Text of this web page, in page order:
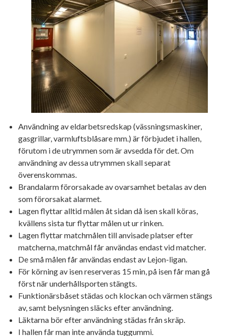
Användning av eldarbetsredskap (vässningsmaskiner,
gasgrillar, varmluftsblåsare mm.) är förbjudet i hallen,
förutom i de utrymmen som är avsedda för det. Om
användning av dessa utrymmen skall separat
överenskommas.
Brandalarm förorsakade av ovarsamhet betalas av den
som förorsakat alarmet.
Lagen flyttar alltid målen åt sidan då isen skall köras,
kvällens sista tur flyttar målen ut ur rinken.
Lagen flyttar matchmålen till anvisade platser efter
matcherna, matchmål får användas endast vid matcher.
De små målen får användas endast av Lejon-ligan.
För körning av isen reserveras 15 min, på isen får man gå
först när underhållsporten stängts.
Funktionärsbåset städas och klockan och värmen stängs
av, samt belysningen släcks efter användning.
Läktarna bör efter användning städas från skräp.
I hallen får man inte använda tuggummi.